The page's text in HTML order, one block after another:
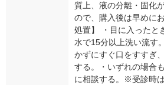
質上、液の分離・固化
ので、購入後は早めに
処置】 ・目に入ったと
水で15分以上洗い流す
かずにすぐ口をすすぎ
する。・いずれの場合
に相談する。※受診時